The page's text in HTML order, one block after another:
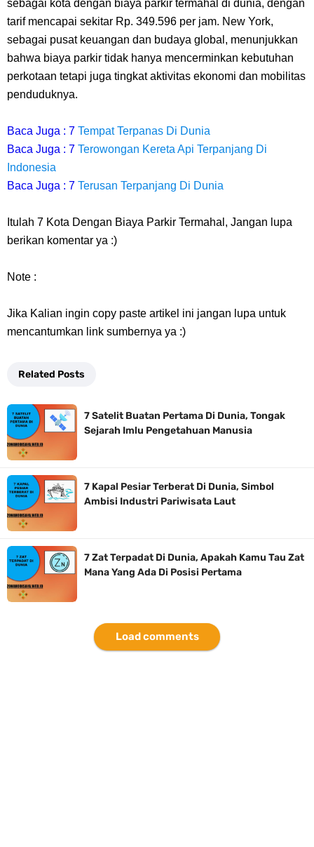
sebagai kota dengan biaya parkir termahal di dunia, dengan
tarif mencapai sekitar Rp. 349.596 per jam. New York,
sebagai pusat keuangan dan budaya global, menunjukkan
bahwa biaya parkir tidak hanya mencerminkan kebutuhan
perkotaan tetapi juga tingkat aktivitas ekonomi dan mobilitas
penduduknya.
Baca Juga : 7 Tempat Terpanas Di Dunia
Baca Juga : 7 Terowongan Kereta Api Terpanjang Di
Indonesia
Baca Juga : 7 Terusan Terpanjang Di Dunia
Itulah 7 Kota Dengan Biaya Parkir Termahal, Jangan lupa
berikan komentar ya :)
Note :
Jika Kalian ingin copy paste artikel ini jangan lupa untuk
mencantumkan link sumbernya ya :)
Related Posts
7 Satelit Buatan Pertama Di Dunia, Tongak
Sejarah Imlu Pengetahuan Manusia
7 Kapal Pesiar Terberat Di Dunia, Simbol
Ambisi Industri Pariwisata Laut
7 Zat Terpadat Di Dunia, Apakah Kamu Tau Zat
Mana Yang Ada Di Posisi Pertama
Load comments